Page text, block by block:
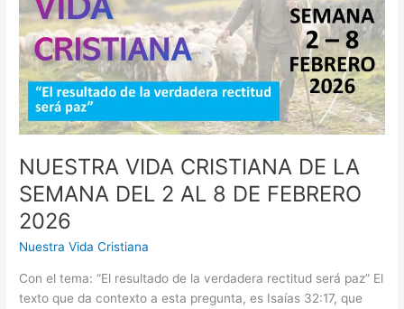
AL
22
DE
FEBRERO
2026
NUESTRA VIDA CRISTIANA DE LA
SEMANA DEL 2 AL 8 DE FEBRERO
2026
Nuestra Vida Cristiana
Con el tema: “El resultado de la verdadera rectitud será paz” El
texto que da contexto a esta pregunta, es Isaías 32:17, que